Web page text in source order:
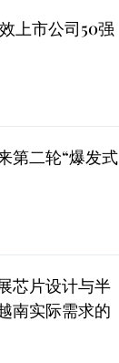
上市公司50强
第二轮“爆发式
芯片设计与半
南实际需求的